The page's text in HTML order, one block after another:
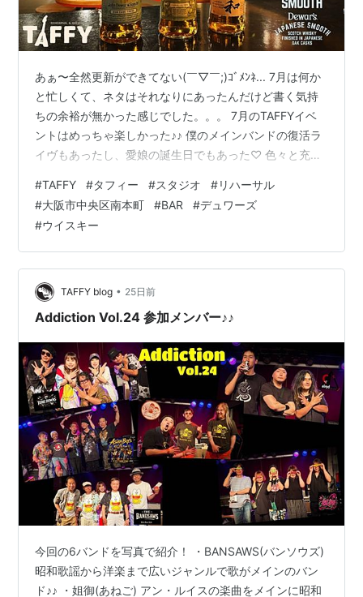
あぁ〜全然更新ができてない(￣▽￣;)ｺﾞﾒﾝﾈ... 7月は何か
と忙しくて、ネタはそれなりにあったんだけど書く気持
ちの余裕が無かった感じでした。。。 7月のTAFFYイベ
ントはめっちゃ楽しかった♪♪ 僕のメインバンドの復活ラ
イヴもあったし、愛娘の誕生日でもあった♡ 色々と充実
2026年も8月にΣ(￣。￣ﾉ)ﾉﾊﾔｯ!!! TAFFYの後半はイベン
トが盛り沢山で、また更新が遅れそうな予感（＾＾； ま
ずは、グループLINEがめっちゃ盛り上がってる8/8の
Char Meetin' Vol.07だ！ 今回は、新規のメンバーさまも
いっぱいで今まで以…
#TAFFY #タフィー #スタジオ #リハーサル
#大阪市中央区南本町 #BAR #デュワーズ
#ウイスキー
TAFFY blog • 25日前
Addiction Vol.24 参加メンバー♪♪
今回の6バンドを写真で紹介！ ・BANSAWS(バンソウズ)
昭和歌謡から洋楽まで広いジャンルで歌がメインのバン
ド♪♪ ・姐御(あねご) アン・ルイスの楽曲をメインに昭和